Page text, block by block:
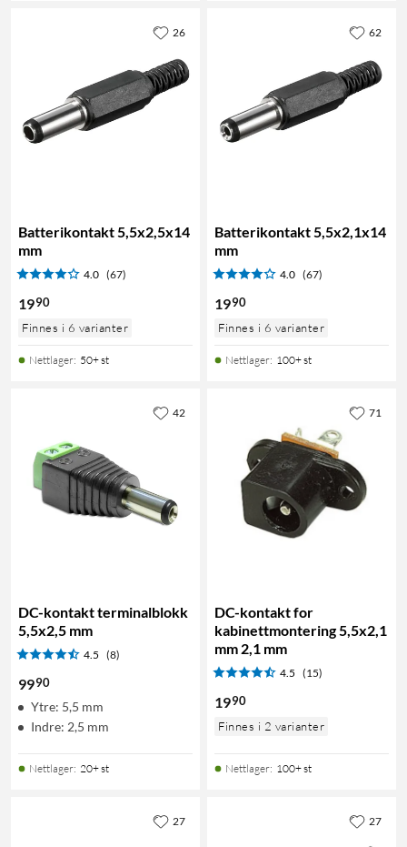
Batterikontakt 5,5x2,5x14
mm
4.0 (67)
1990
Finnes i 6 varianter
Nettlager: 50+ st
26
Batterikontakt 5,5x2,1x14
mm
4.0 (67)
1990
Finnes i 6 varianter
Nettlager: 100+ st
62
DC-kontakt terminalblokk
5,5x2,5 mm
4.5 (8)
9990
Ytre: 5,5 mm
Indre: 2,5 mm
Nettlager: 20+ st
42
DC-kontakt for
kabinettmontering 5,5x2,1
mm 2,1 mm
4.5 (15)
1990
Finnes i 2 varianter
Nettlager: 100+ st
71
27 27